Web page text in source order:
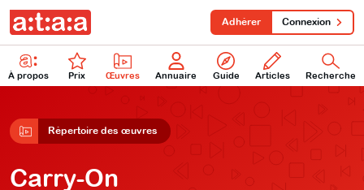
À propos Prix Œuvres Annuaire Guide Articles Recherche
Adhérer Connexion
Répertoire des œuvres
Carry-On